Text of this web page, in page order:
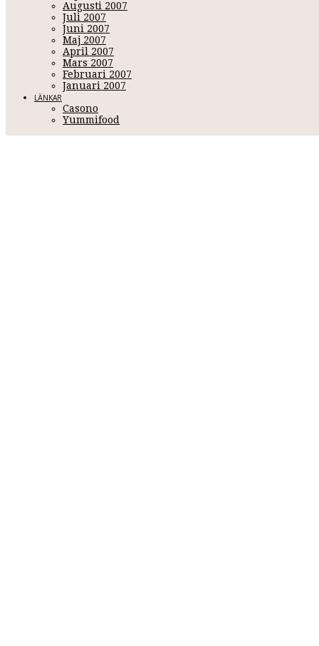
Augusti 2007
Juli 2007
Juni 2007
Maj 2007
April 2007
Mars 2007
Februari 2007
Januari 2007
LÄNKAR
Casono
Yummifood